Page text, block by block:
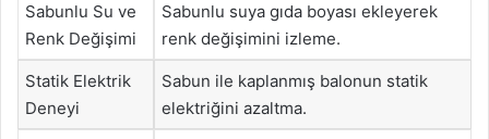
Sabunlu Su ve
Renk Değişimi
Sabunlu suya gıda boyası ekleyerek
renk değişimini izleme.
Statik Elektrik
Deneyi
Sabun ile kaplanmış balonun statik
elektriğini azaltma.